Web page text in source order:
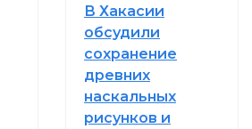
В Хакасии
обсудили
сохранение
древних
наскальных
рисунков и